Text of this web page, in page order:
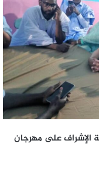
الإشراف على مهرجان